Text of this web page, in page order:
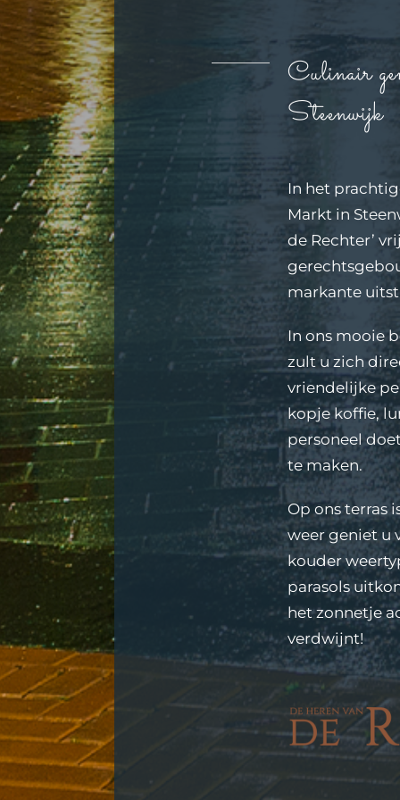
Culinair
Steenwijk
In het
Markt in
de Rechter’
markante
In ons mooie
zult u zich
vriendelijke
kopje koffie,
personeel
te maken.
Op ons terras
weer geniet u
kouder
parasols
het zonnetje
verdwijnt!